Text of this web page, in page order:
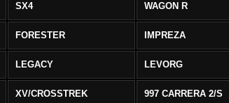
SX4 WAGON R
FORESTER IMPREZA
LEGACY LEVORG
XV/CROSSTREK 997 CARRERA 2/S